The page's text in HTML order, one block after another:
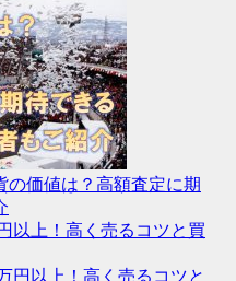
の価値は？高額査定に期
以上！高く売るコツと買